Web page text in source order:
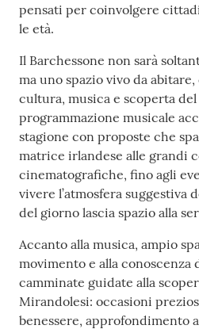
pensati per coinvolgere
le età.
Il Barchessone non sarà
ma uno spazio vivo da
cultura, musica e scoperta
programmazione musicale
stagione con proposte che
matrice irlandese alle grandi
cinematografiche, fino agli
vivere l’atmosfera suggestiva
del giorno lascia spazio alla
Accanto alla musica, ampio
movimento e alla
camminate guidate alla
Mirandolesi: occasioni
benessere, approfondimento